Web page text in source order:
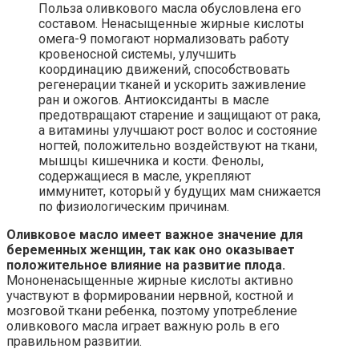
Польза оливкового масла обусловлена его
составом. Ненасыщенные жирные кислоты
омега-9 помогают нормализовать работу
кровеносной системы, улучшить
координацию движений, способствовать
регенерации тканей и ускорить заживление
ран и ожогов. Антиоксиданты в масле
предотвращают старение и защищают от рака,
а витамины улучшают рост волос и состояние
ногтей, положительно воздействуют на ткани,
мышцы кишечника и кости. Фенолы,
содержащиеся в масле, укрепляют
иммунитет, который у будущих мам снижается
по физиологическим причинам.
Оливковое масло имеет важное значение для
беременных женщин, так как оно оказывает
положительное влияние на развитие плода.
Мононенасыщенные жирные кислоты активно
участвуют в формировании нервной, костной и
мозговой ткани ребенка, поэтому употребление
оливкового масла играет важную роль в его
правильном развитии.